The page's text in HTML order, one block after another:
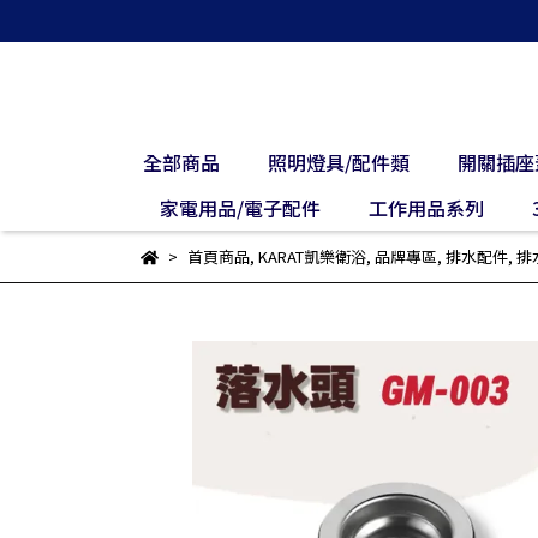
全部商品 照明燈具/配件類
開關插
家電用品/電子配件
工作用品系列
首頁商品, KARAT凱樂衛浴, 品牌專區, 排水配件, 排